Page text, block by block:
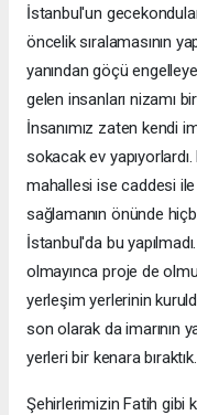
İstanbul'un
öncelik sıralamasının
yanından göçü
gelen insanları nizamı
İnsanımız zaten kendi
sokacak ev
mahallesi ise caddesi ile
sağlamanın önünde
İstanbul'da bu
olmayınca proje de
yerleşim yerlerinin
son olarak da imarının
yerleri bir kenara bıraktık.
Şehirlerimizin Fatih gibi